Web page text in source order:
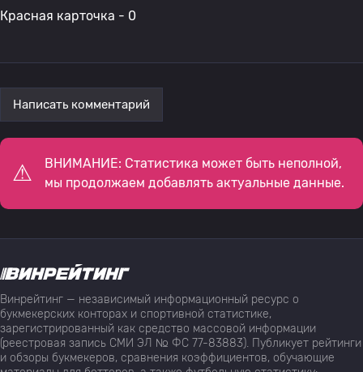
Красная карточка - 0
Написать комментарий
ВНИМАНИЕ: Статистика может быть неполной,
мы продолжаем добавлять актуальные данные.
Винрейтинг — независимый информационный ресурс о
букмекерских конторах и спортивной статистике,
зарегистрированный как средство массовой информации
(реестровая запись СМИ ЭЛ № ФС 77-83883). Публикует рейтинги
и обзоры букмекеров, сравнения коэффициентов, обучающие